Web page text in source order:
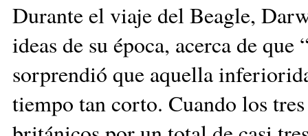
Durante el viaje del Beagle,
ideas de su época, acerca de que
sorprendió que aquella
tiem­po tan corto. Cuando los